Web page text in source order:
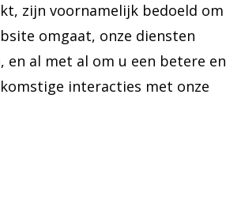
zijn voornamelijk bedoeld om
omgaat, onze diensten
al met al om u een betere en
interacties met onze